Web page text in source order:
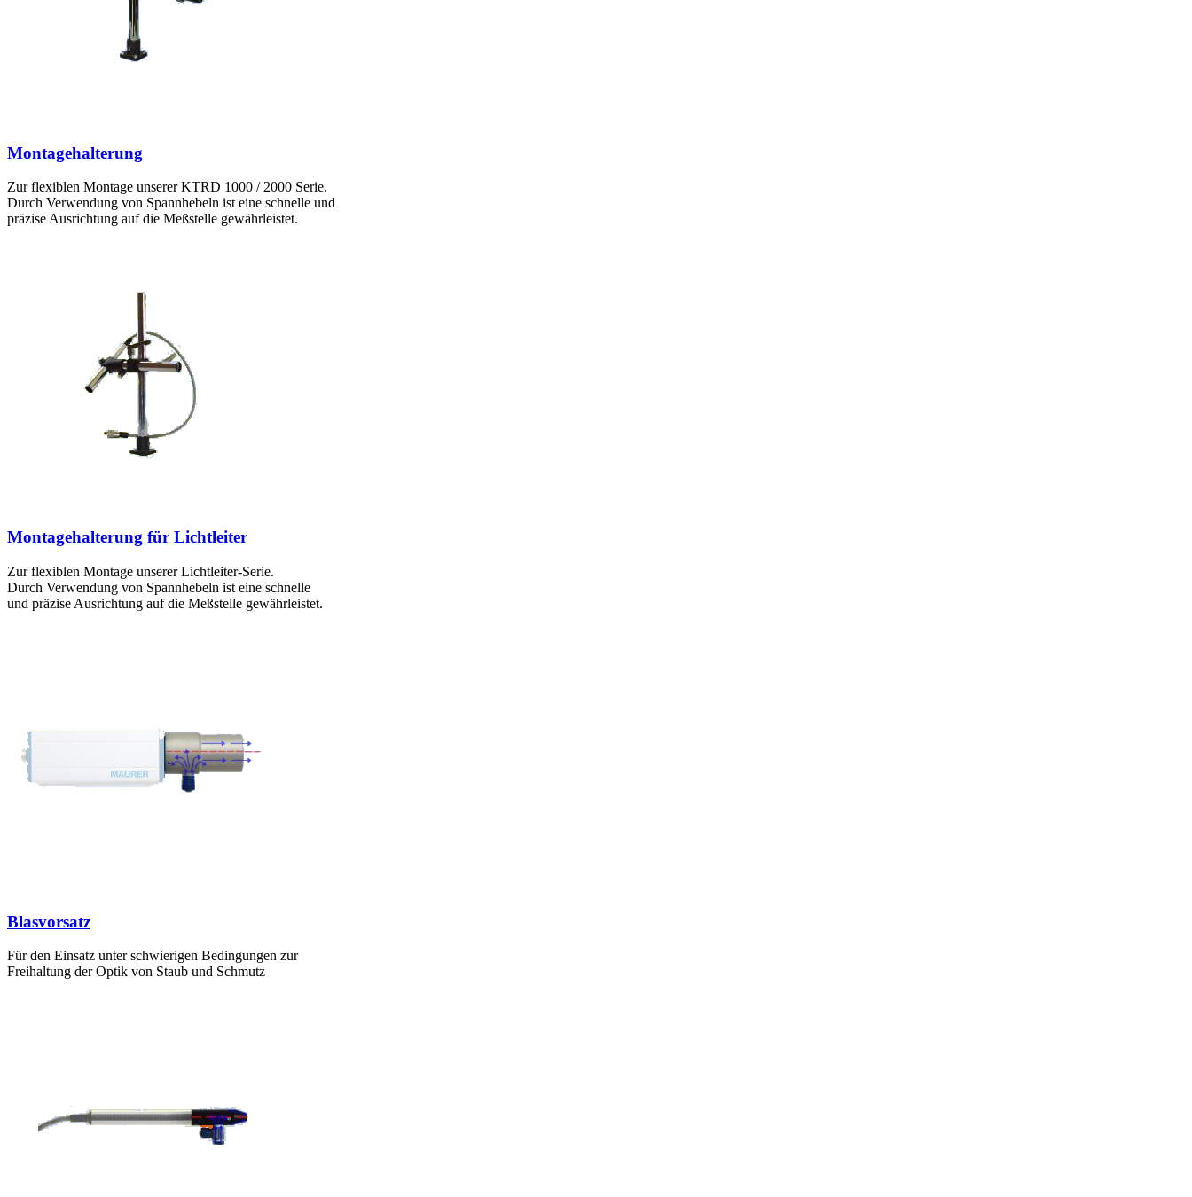
Montagehalterung
Zur flexiblen Montage unserer KTRD 1000 / 2000 Serie.
Durch Verwendung von Spannhebeln ist eine schnelle und
präzise Ausrichtung auf die Meßstelle gewährleistet.
Montagehalterung für Lichtleiter
Zur flexiblen Montage unserer Lichtleiter-Serie.
Durch Verwendung von Spannhebeln ist eine schnelle
und präzise Ausrichtung auf die Meßstelle gewährleistet.
Blasvorsatz
Für den Einsatz unter schwierigen Bedingungen zur
Freihaltung der Optik von Staub und Schmutz